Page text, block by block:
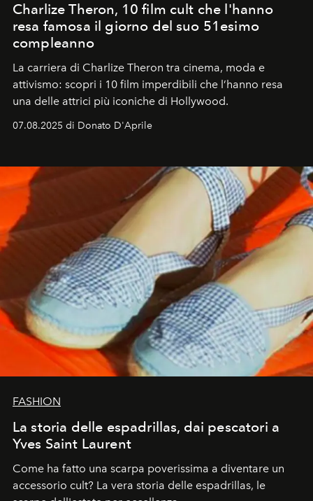
Charlize Theron, 10 film cult che l'hanno
resa famosa il giorno del suo 51esimo
compleanno
La carriera di Charlize Theron tra cinema, moda e
attivismo: scopri i 10 film imperdibili che l’hanno resa
una delle attrici più iconiche di Hollywood.
07.08.2025 di Donato D'Aprile
FASHION
La storia delle espadrillas, dai pescatori a
Yves Saint Laurent
Come ha fatto una scarpa poverissima a diventare un
accessorio cult? La vera storia delle espadrillas, le